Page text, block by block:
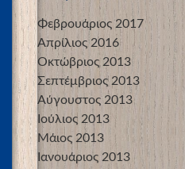
Φεβρουάριος 2017
Απρίλιος 2016
Οκτώβριος 2013
Σεπτέμβριος 2013
Αύγουστος 2013
Ιούλιος 2013
Μάιος 2013
Ιανουάριος 2013